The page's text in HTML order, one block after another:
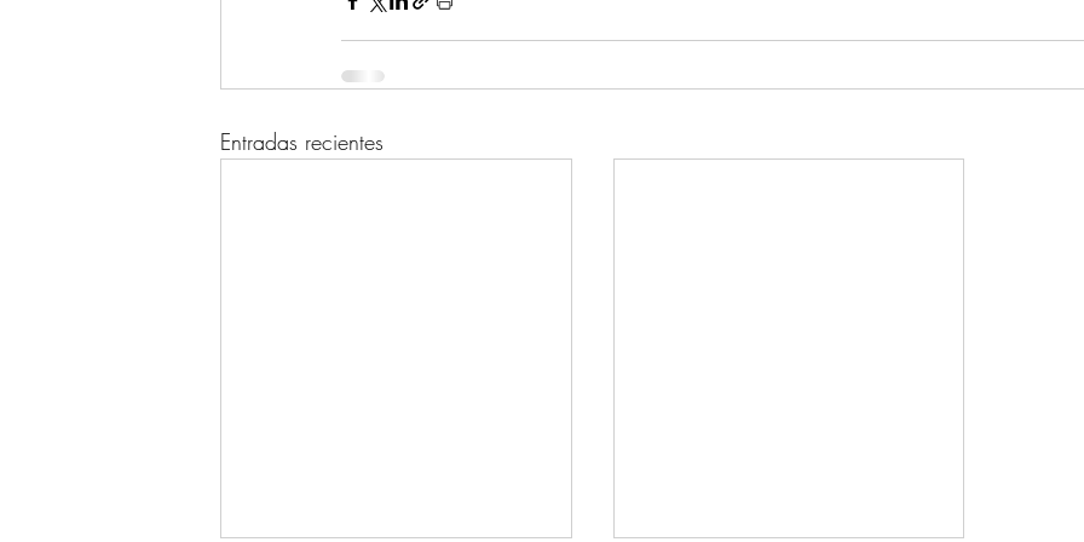
Entradas recientes